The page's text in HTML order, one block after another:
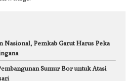
Nasional, Pemkab Garut Harus Peka
Sumur Bor untuk Atasi